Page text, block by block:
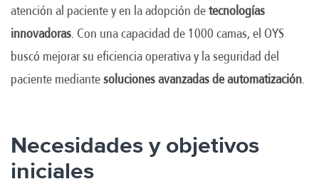
atención al paciente y en la adopción de tecnologías
innovadoras. Con una capacidad de 1000 camas, el OYS
buscó mejorar su eficiencia operativa y la seguridad del
paciente mediante soluciones avanzadas de automatización.
Necesidades y objetivos
iniciales